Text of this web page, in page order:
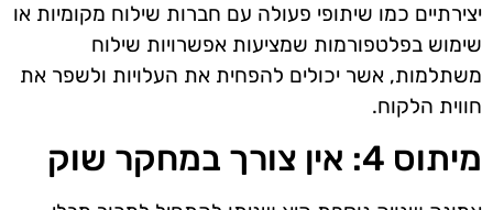
יצירתיים כמו שיתופי פעולה עם חברות שילוח מקומיות או
שימוש בפלטפורמות שמציעות אפשרויות שילוח
משתלמות, אשר יכולים להפחית את העלויות ולשפר את
חווית הלקוח.
מיתוס 4: אין צורך במחקר שוק